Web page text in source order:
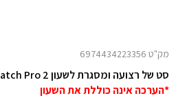
מק"ט 6974434223356
סט של רצועה ומסגרת לשעון CMF Watch Pro 2.
*הערכה אינה כוללת את השעון